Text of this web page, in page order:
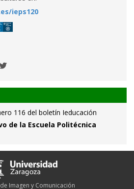
ieps120
116 del boletín Ieducación
de la Escuela Politécnica
Imagen y Comunicación